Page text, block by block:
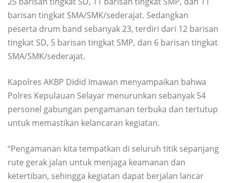
barisan tingkat SMA/SMK/sederajat. Sedangkan
peserta drum band sebanyak 23, terdiri dari 12 barisan
tingkat SD, 5 barisan tingkat SMP, dan 6 barisan tingkat
SMA/SMK/sederajat.
Kapolres AKBP Didid Imawan menyampaikan bahwa
Polres Kepulauan Selayar menurunkan sebanyak 54
personel gabungan pengamanan terbuka dan tertutup
untuk memastikan kelancaran kegiatan.
“Pengamanan kita tempatkan di seluruh titik sepanjang
rute gerak jalan untuk menjaga keamanan dan
ketertiban, sehingga kegiatan dapat berjalan lancar